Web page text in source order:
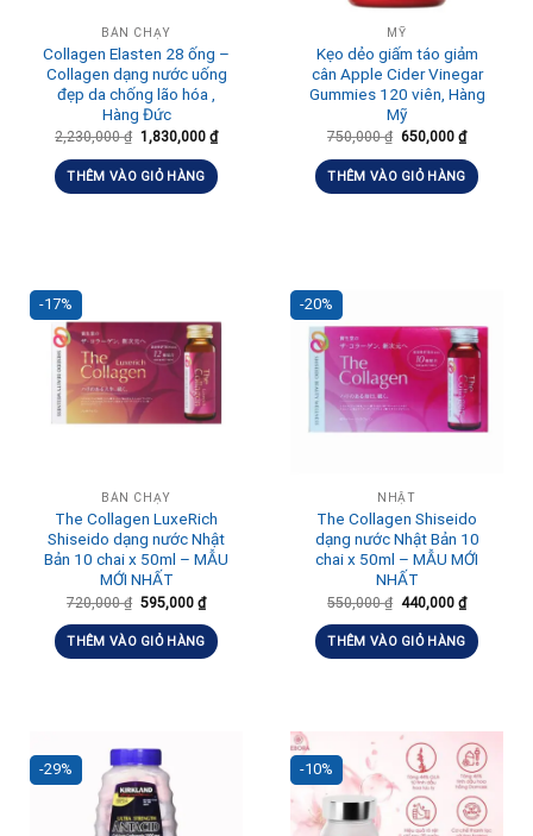
BÁN CHẠY
Collagen Elasten 28 ống –
Collagen dạng nước uống
đẹp da chống lão hóa ,
Hàng Đức
2,230,000₫ 1,830,000 ₫
THÊM VÀO GIỎ HÀNG
MỸ
Kẹo dẻo giấm táo giảm
cân Apple Cider Vinegar
Gummies 120 viên, Hàng
Mỹ
750,000₫ 650,000 ₫
THÊM VÀO GIỎ HÀNG
-17%
BÁN CHẠY
The Collagen LuxeRich
Shiseido dạng nước Nhật
Bản 10 chai x 50ml – MẪU
MỚI NHẤT
720,000₫ 595,000 ₫
THÊM VÀO GIỎ HÀNG
-20%
NHẬT
The Collagen Shiseido
dạng nước Nhật Bản 10
chai x 50ml – MẪU MỚI
NHẤT
550,000₫ 440,000 ₫
THÊM VÀO GIỎ HÀNG
-29% -10%